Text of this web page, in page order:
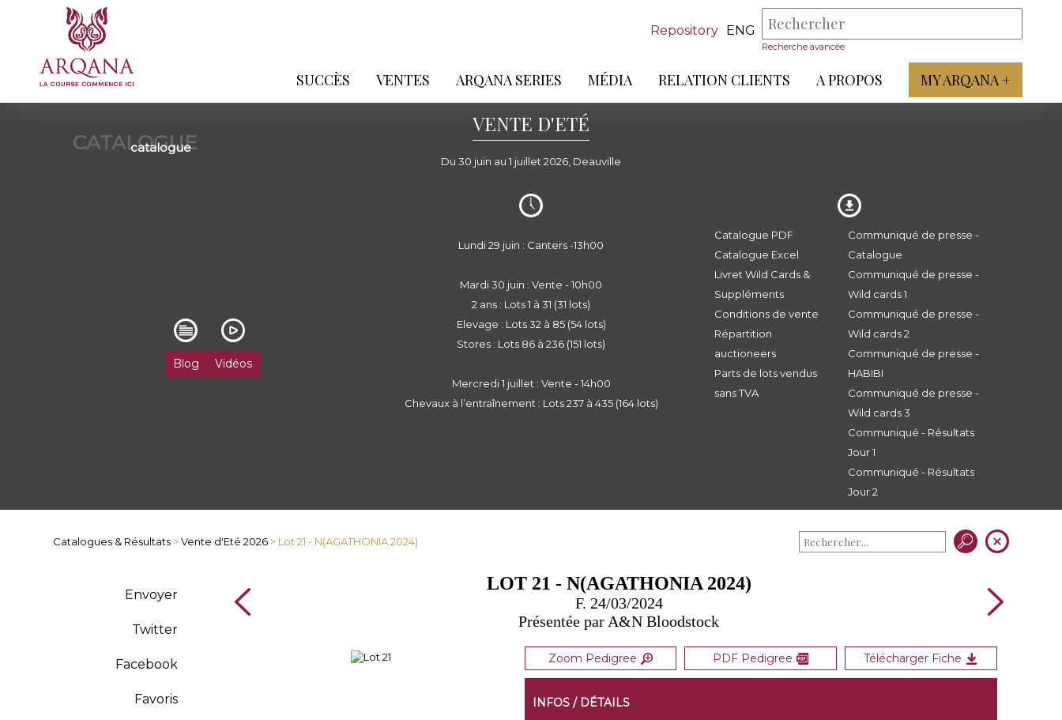
Repository ENG
Recherche avancée
SUCCÈS VENTES ARQANA SERIES MÉDIA RELATION CLIENTS A PROPOS MY ARQANA +
CATALOGUE
catalogue
VENTE D'ETÉ
Du 30 juin au 1 juillet 2026, Deauville
Blog Vidéos
Lundi 29 juin : Canters -13h00
Mardi 30 juin : Vente - 10h00
2 ans : Lots 1 à 31 (31 lots)
Elevage : Lots 32 à 85 (54 lots)
Stores : Lots 86 à 236 (151 lots)
Mercredi 1 juillet : Vente - 14h00
Chevaux à l’entraînement : Lots 237 à 435 (164 lots)
Catalogue PDF
Catalogue Excel
Livret Wild Cards &
Suppléments
Conditions de vente
Répartition
auctioneers
Parts de lots vendus
sans TVA
Communiqué de presse -
Catalogue
Communiqué de presse -
Wild cards 1
Communiqué de presse -
Wild cards 2
Communiqué de presse -
HABIBI
Communiqué de presse -
Wild cards 3
Communiqué - Résultats
Jour 1
Communiqué - Résultats
Jour 2
Catalogues & Résultats >Vente d'Eté 2026 > Lot 21 - N(AGATHONIA 2024)
Envoyer
Twitter
Facebook
Favoris
LOT 21 - N(AGATHONIA 2024)
F. 24/03/2024
Présentée par A&N Bloodstock
Zoom Pedigree PDF Pedigree Télécharger Fiche
INFOS / DÉTAILS